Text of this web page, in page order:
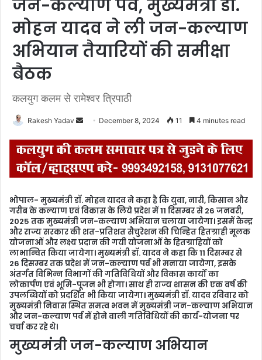
जन-कल्याण पर्व, मुख्यमंत्री डॉ.
मोहन यादव ने ली जन-कल्याण
अभियान तैयारियों की समीक्षा
बैठक
कलयुग कलम से रामेश्वर त्रिपाठी
Rakesh Yadav
n
d
a
e
m
a
i
l
December 8, 2024 11 4 minutes read
भोपाल- मुख्यमंत्री डॉ. मोहन यादव ने कहा है कि युवा, नारी, किसान और
गरीब के कल्याण एवं विकास के लिये प्रदेश में 11 दिसम्बर से 26 जनवरी,
2025 तक मुख्यमंत्री जन-कल्याण अभियान चलाया जायेगा। इसमें केन्द्र
और राज्य सरकार की शत-प्रतिशत सैचुरेशन की चिन्हित हितग्राही मूलक
योजनाओं और लक्ष्य प्रदान की गयी योजनाओं के हितग्राहियों को
लाभान्वित किया जायेगा। मुख्यमंत्री डॉ. यादव ने कहा कि 11 दिसम्बर से
26 दिसम्बर तक प्रदेश में जन-कल्याण पर्व भी मनाया जायेगा, इसके
अंतर्गत विभिन्न विभागों की गतिविधियों और विकास कार्यों का
लोकार्पण एवं भूमि-पूजन भी होगा। साथ ही राज्य शासन की एक वर्ष की
उपलब्धियों को प्रदर्शित भी किया जायेगा। मुख्यमंत्री डॉ. यादव रविवार को
मुख्यमंत्री निवास स्थित समत्व भवन में मुख्यमंत्री जन-कल्याण अभियान
और जन-कल्याण पर्व में होने वाली गतिविधियों की कार्य-योजना पर
चर्चा कर रहे थे।
मुख्यमंत्री जन-कल्याण अभियान